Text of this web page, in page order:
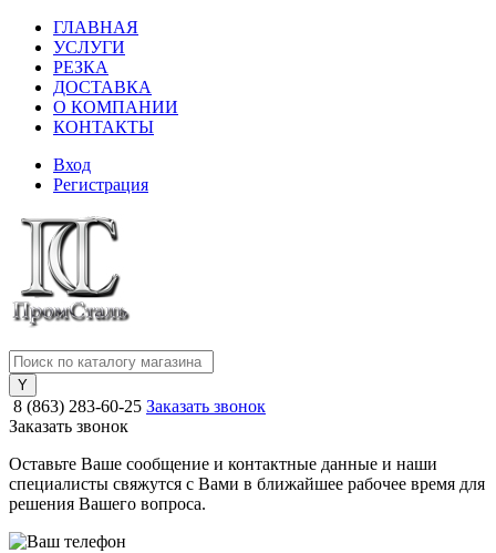
ГЛАВНАЯ
УСЛУГИ
РЕЗКА
ДОСТАВКА
О КОМПАНИИ
КОНТАКТЫ
Вход
Регистрация
8 (863) 283-60-25 Заказать звонок
Заказать звонок
Оставьте Ваше сообщение и контактные данные и наши
специалисты свяжутся с Вами в ближайшее рабочее время для
решения Вашего вопроса.